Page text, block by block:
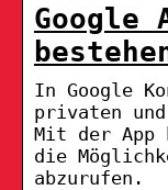
Google
In Google
privaten
Mit der App
die
abzurufen.